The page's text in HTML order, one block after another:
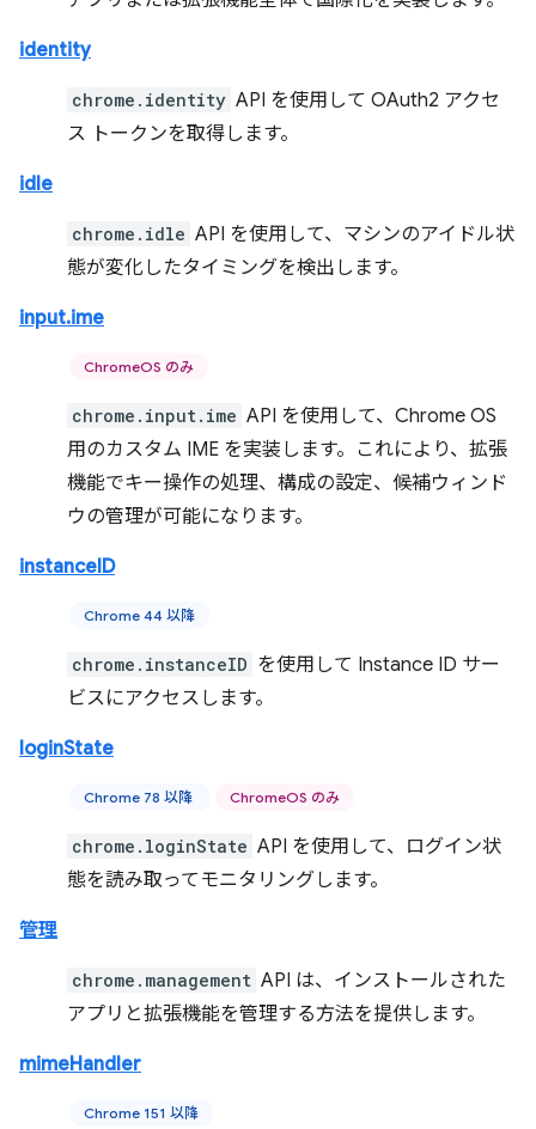
identity
chrome.identity API を使用して OAuth2 アクセ
ス トークンを取得します。
idle
chrome.idle API を使用して、マシンのアイドル状
態が変化したタイミングを検出します。
input.ime
ChromeOS のみ
chrome.input.ime API を使用して、Chrome OS
用のカスタム IME を実装します。これにより、拡張
機能でキー操作の処理、構成の設定、候補ウィンド
ウの管理が可能になります。
instanceID
Chrome 44 以降
chrome.instanceID を使用して Instance ID サー
ビスにアクセスします。
loginState
Chrome 78 以降 ChromeOS のみ
chrome.loginState API を使用して、ログイン状
態を読み取ってモニタリングします。
管理
chrome.management API は、インストールされた
アプリと拡張機能を管理する方法を提供します。
mimeHandler
Chrome 151 以降